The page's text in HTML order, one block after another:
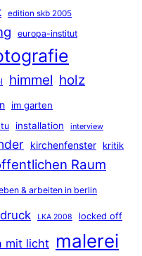
edition skb 2005
europa-institut
himmel holz
im garten
installation interview
kirchenfenster kritik
Raum
& arbeiten in berlin
LKA 2008 locked off
mit licht malerei